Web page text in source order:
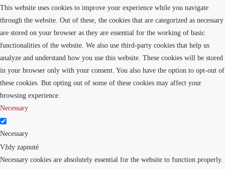
This website uses cookies to improve your experience while you navigate
through the website. Out of these, the cookies that are categorized as necessary
are stored on your browser as they are essential for the working of basic
functionalities of the website. We also use third-party cookies that help us
analyze and understand how you use this website. These cookies will be stored
in your browser only with your consent. You also have the option to opt-out of
these cookies. But opting out of some of these cookies may affect your
browsing experience.
Necessary
Necessary
Vždy zapnuté
Necessary cookies are absolutely essential for the website to function properly.